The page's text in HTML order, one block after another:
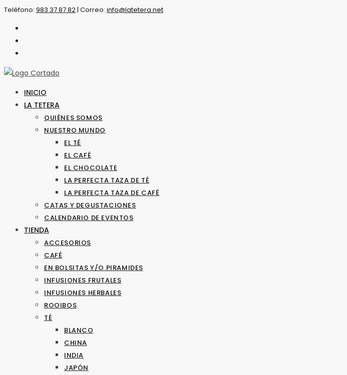
Saltar
Teléfono: 983 37 87 82| Correo: info@latetera.net
INICIO
LA TETERA
QUIÉNES SOMOS
NUESTRO MUNDO
EL TÉ
EL CAFÉ
EL CHOCOLATE
LA PERFECTA TAZA DE TÉ
LA PERFECTA TAZA DE CAFÉ
CATAS Y DEGUSTACIONES
CALENDARIO DE EVENTOS
TIENDA
ACCESORIOS
CAFÉ
EN BOLSITAS Y/O PIRAMIDES
INFUSIONES FRUTALES
INFUSIONES HERBALES
ROOIBOS
TÉ
BLANCO
CHINA
INDIA
JAPÓN